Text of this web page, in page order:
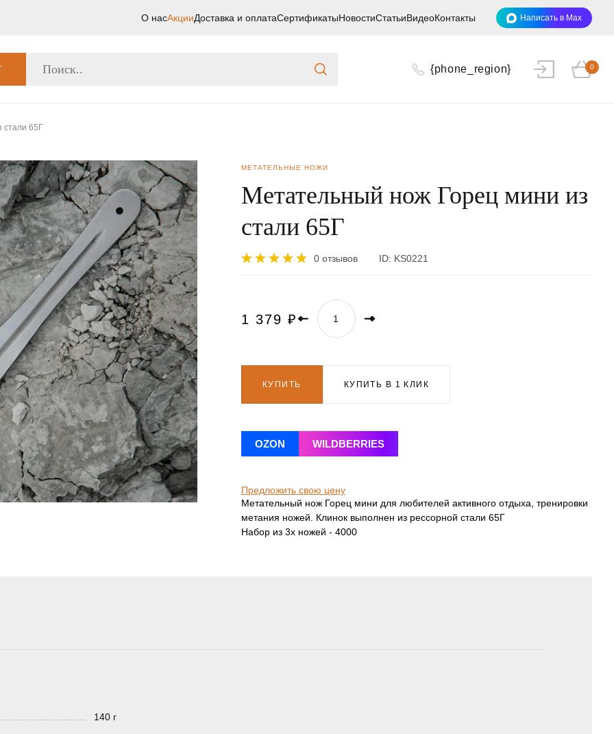
О насАкцииДоставка и оплатаСертификатыНовостиСтатьиВидеоКонтакты Написать в Max
{phone_region} 0
стали 65Г
МЕТАТЕЛЬНЫЕ НОЖИ
Метательный нож Горец мини из
стали 65Г
0 отзывов ID: KS0221
1 379 ₽
КУПИТЬ КУПИТЬ В 1 КЛИК
OZON WILDBERRIES
Предложить свою цену
Метательный нож Горец мини для любителей активного отдыха, тренировки
метания ножей. Клинок выполнен из рессорной стали 65Г
Набор из 3х ножей - 4000
140 г